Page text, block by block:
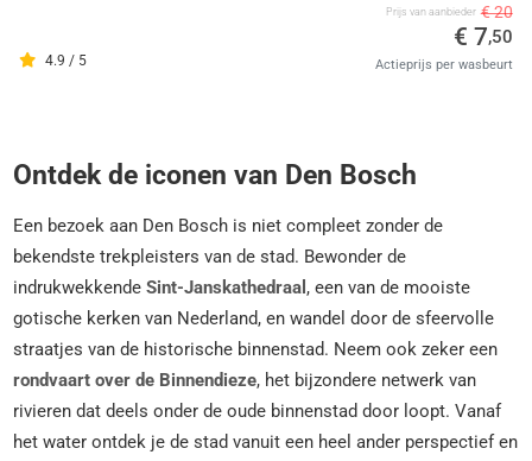
4.9 / 5
Prijs van aanbieder € 20
€ 7,50
Actieprijs per wasbeurt
Ontdek de iconen van Den Bosch
Een bezoek aan Den Bosch is niet compleet zonder de
bekendste trekpleisters van de stad. Bewonder de
indrukwekkendeSint-Janskathedraal , een van de mooiste
gotische kerken van Nederland, en wandel door de sfeervolle
straatjes van de historische binnenstad. Neem ook zeker een
rondvaart over de Binnendieze, het bijzondere netwerk van
rivieren dat deels onder de oude binnenstad door loopt. Vanaf
het water ontdek je de stad vanuit een heel ander perspectief en